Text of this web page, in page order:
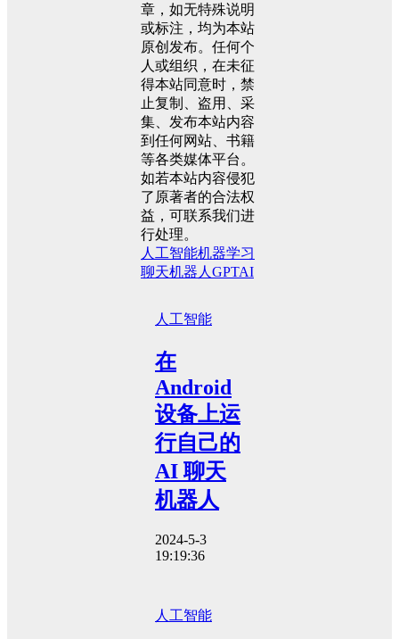
章，如无特殊说明
或标注，均为本站
原创发布。任何个
人或组织，在未征
得本站同意时，禁
止复制、盗用、采
集、发布本站内容
到任何网站、书籍
等各类媒体平台。
如若本站内容侵犯
了原著者的合法权
益，可联系我们进
行处理。
人工智能机器学习
聊天机器人GPTAI
人工智能
在
Android
设备上运
行自己的
AI 聊天
机器人
2024-5-3
19:19:36
人工智能